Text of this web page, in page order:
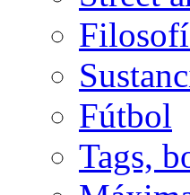
Fútbol
Tags,